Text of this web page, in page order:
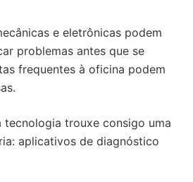
e eletrônicas podem
problemas antes que se
frequentes à oficina podem
tecnologia trouxe consigo uma
aplicativos de diagnóstico